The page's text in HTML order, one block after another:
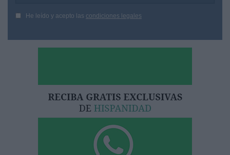
He leído y acepto las condiciones legales